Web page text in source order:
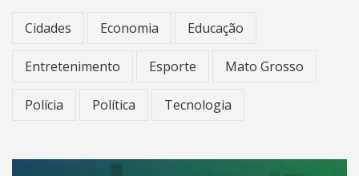
Cidades Economia Educação
Entretenimento Esporte Mato Grosso
Polícia Política Tecnologia